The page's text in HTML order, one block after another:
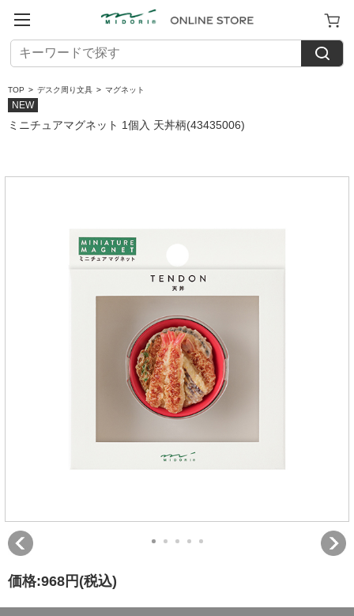
TOP > デスク周り文具 > マグネット
NEW
ミニチュアマグネット 1個入 天丼柄(43435006)
価格:968円 (税込)